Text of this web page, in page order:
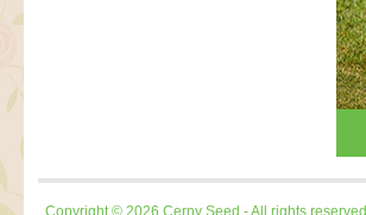
Copyright © 2026 Cerny Seed - All rights reserved